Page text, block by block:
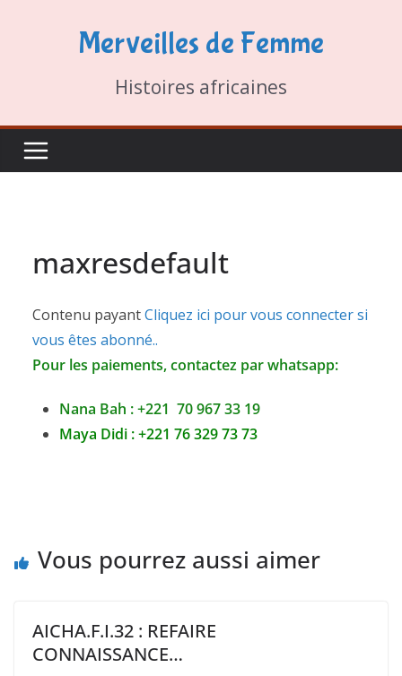
Merveilles de Femme
Histoires africaines
maxresdefault
Contenu payantCliquez ici pour vous connecter si
vous êtes abonné..
Pour les paiements, contactez par whatsapp:
Nana Bah : +221 70 967 33 19
Maya Didi : +221 76 329 73 73
Vous pourrez aussi aimer
AICHA.F.I.32 : REFAIRE
CONNAISSANCE…